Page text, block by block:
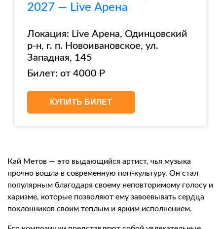
2027 — Live Арена
Локация: Live Арена, Одинцовский
р-н, г. п. Новоивановское, ул.
Западная, 145
Билет: от 4000 Р
КУПИТЬ БИЛЕТ
Кай Метов — это выдающийся артист, чья музыка
прочно вошла в современную поп-культуру. Он стал
популярным благодаря своему неповторимому голосу и
харизме, которые позволяют ему завоевывать сердца
поклонников своим теплым и ярким исполнением.